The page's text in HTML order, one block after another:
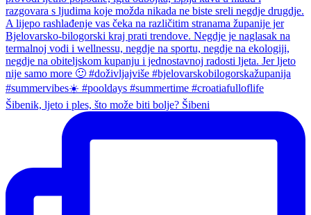
Šibenik, ljeto i ples, što može biti bolje? Šibeni